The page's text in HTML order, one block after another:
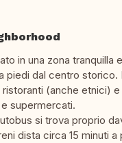
in una zona tranquilla
piedi dal centro storico.
(anche etnici)
supermercati.
si trova proprio
dista circa 15 minuti a